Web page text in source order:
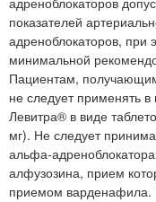
показателей
адреноблокаторов, при
минимальной
Пациентам,
не следует применять
Левитра® в виде
мг). Не следует
альфа-
алфузозина, прием
приемом